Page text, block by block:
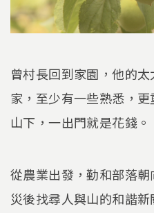
曾村長回到家園，他的
家，至少有一些熟悉，
山下，一出門就是花錢。
從農業出發，勤和部落
災後找尋人與山的和諧新